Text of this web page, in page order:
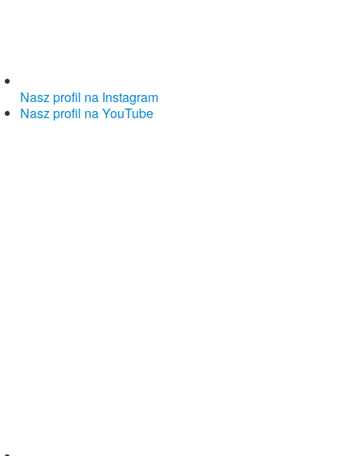
Nasz profil na Instagram
Nasz profil na YouTube